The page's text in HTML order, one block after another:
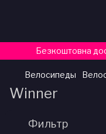
Безкоштовна
Велосипеды
Winner
Фильтр